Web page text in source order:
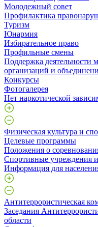
Молодежный совет
Профилактика
Туризм
Юнармия
Избирательное право
Профильные смены
Поддержка
организаций и
Конкурсы
Фотогалерея
Нет наркотической
Физическая культура и
Целевые программы
Положения о
Спортивные учреждения
Информация для
Антитеррористическая
Заседания
области